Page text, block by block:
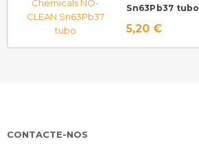
Sn63Pb37 tubo
5,20 €
CONTACTE-NOS